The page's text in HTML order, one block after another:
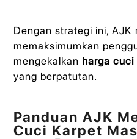
Dengan strategi ini, AJK
memaksimumkan
mengekalkan harga cuci
yang berpatutan.
Panduan AJK
Cuci Karpet